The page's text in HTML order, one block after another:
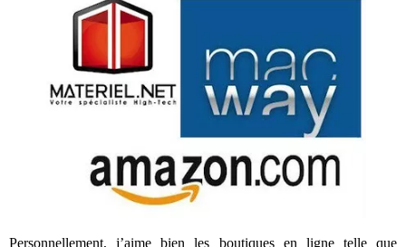
Personnellement, j’aime bien les boutiques en ligne telle que